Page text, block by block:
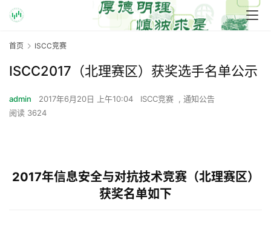
首页 ISCC竞赛
ISCC2017（北理赛区）获奖选手名单公示
admin 2017年6月20日 上午10:04 ISCC竞赛 , 通知公告
阅读 3624
2017年信息安全与对抗技术竞赛（北理赛区）
获奖名单如下